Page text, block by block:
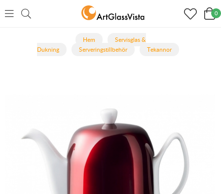
0
Hem
Servisglas &
Dukning
Serveringstillbehör Tekannor